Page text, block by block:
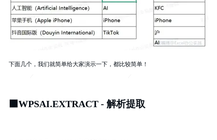
下面几个，我们就简单给大家演示一下，都比较简单！
WPSAI.EXTRACT - 解析提取